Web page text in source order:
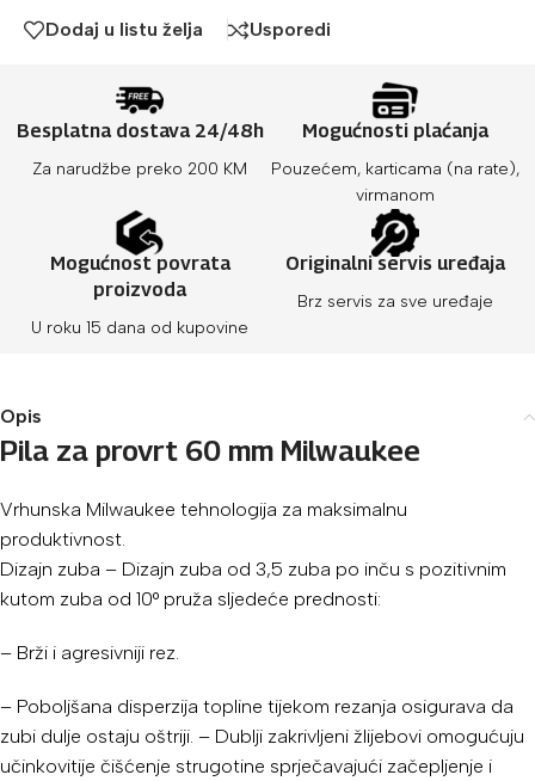
Dodaj u listu želja Usporedi
Besplatna dostava 24/48h
Za narudžbe preko 200 KM
Mogućnosti plaćanja
Pouzećem, karticama (na rate),
virmanom
Mogućnost povrata
proizvoda
U roku 15 dana od kupovine
Originalni servis uređaja
Brz servis za sve uređaje
Opis
Pila za provrt 60 mm Milwaukee
Vrhunska Milwaukee tehnologija za maksimalnu
produktivnost.
Dizajn zuba – Dizajn zuba od 3,5 zuba po inču s pozitivnim
kutom zuba od 10° pruža sljedeće prednosti:
– Brži i agresivniji rez.
– Poboljšana disperzija topline tijekom rezanja osigurava da
zubi dulje ostaju oštriji. – Dublji zakrivljeni žlijebovi omogućuju
učinkovitije čišćenje strugotine sprječavajući začepljenje i